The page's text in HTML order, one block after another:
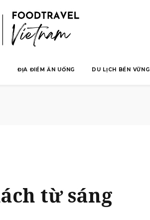
ĐỊA ĐIỂM ĂN UỐNG DU LỊCH BỀN VỮNG
từ sáng